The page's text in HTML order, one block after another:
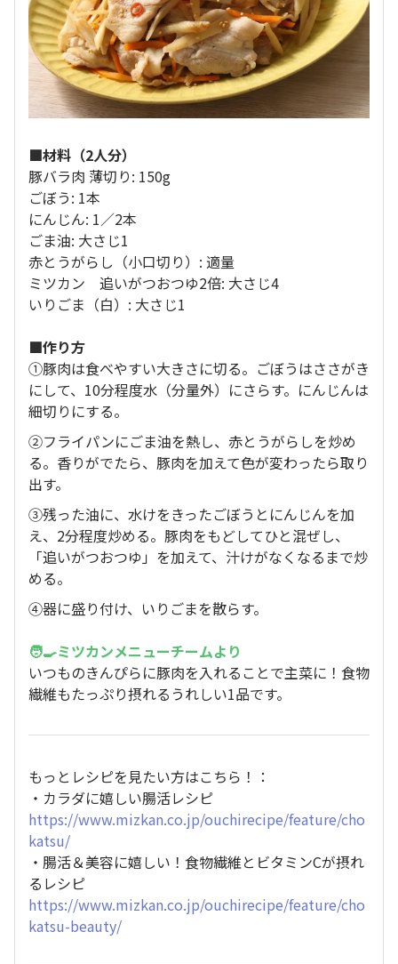
■材料（2人分）
豚バラ肉 薄切り: 150g
ごぼう: 1本
にんじん: 1／2本
ごま油: 大さじ1
赤とうがらし（小口切り）: 適量
ミツカン 追いがつおつゆ2倍: 大さじ4
いりごま（白）: 大さじ1
■作り方
①豚肉は食べやすい大きさに切る。ごぼうはささがき
にして、10分程度水（分量外）にさらす。にんじんは
細切りにする。
②フライパンにごま油を熱し、赤とうがらしを炒め
る。香りがでたら、豚肉を加えて色が変わったら取り
出す。
③残った油に、水けをきったごぼうとにんじんを加
え、2分程度炒める。豚肉をもどしてひと混ぜし、
「追いがつおつゆ」を加えて、汁けがなくなるまで炒
める。
④器に盛り付け、いりごまを散らす。
🧑‍🍳ミツカンメニューチームより
いつものきんぴらに豚肉を入れることで主菜に！食物
繊維もたっぷり摂れるうれしい1品です。
もっとレシピを見たい方はこちら！：
・カラダに嬉しい腸活レシピ
https://www.mizkan.co.jp/ouchirecipe/feature/cho
katsu/
・腸活＆美容に嬉しい！食物繊維とビタミンCが摂れ
るレシピ
https://www.mizkan.co.jp/ouchirecipe/feature/cho
katsu-beauty/